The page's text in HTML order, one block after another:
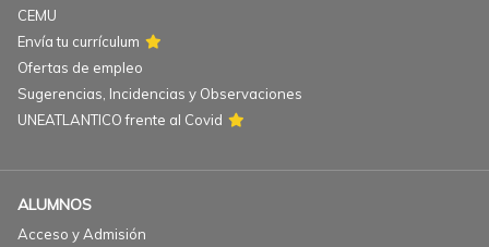
CEMU
Envía tu currículum
Ofertas de empleo
Sugerencias, Incidencias y Observaciones
UNEATLANTICO frente al Covid
ALUMNOS
Acceso y Admisión